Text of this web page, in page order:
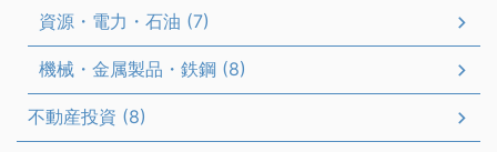
資源・電力・石油 (7)
機械・金属製品・鉄鋼 (8)
不動産投資 (8)